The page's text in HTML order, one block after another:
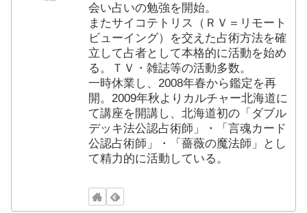
会い占いの勉強を開始。
またサイコテトリス（ＲＶ＝リモート
ビューイング）を交えた占術方法を確
立して占者として本格的に活動を始め
る。ＴＶ・雑誌等の活動多数。
一時休業し、2008年春から鑑定を再
開。2009年秋よりカルチャー北海道に
て講座を開講し、北海道初の「ダブル
デッキ法公認占術師」・「言魂カード
公認占術師」・「薔薇の魔法師」とし
て精力的に活動している。